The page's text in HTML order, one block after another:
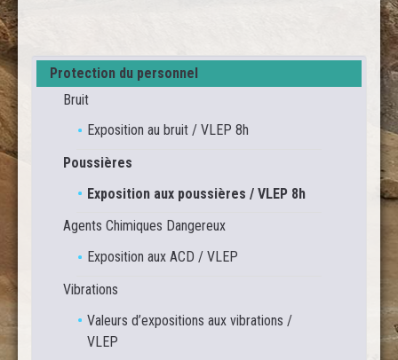
Protection du personnel
Bruit
Exposition au bruit / VLEP 8h
Poussières
Exposition aux poussières / VLEP 8h
Agents Chimiques Dangereux
Exposition aux ACD / VLEP
Vibrations
Valeurs d’expositions aux vibrations /
VLEP